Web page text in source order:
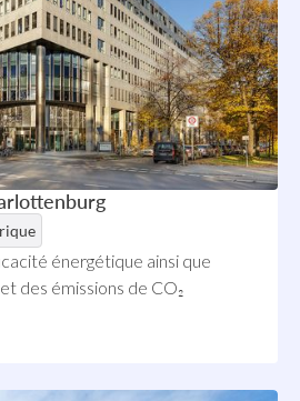
énergétique ainsi que
des émissions de CO₂